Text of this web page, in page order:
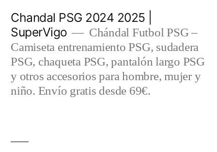
contenido
Chandal PSG 2024 2025 |
SuperVigo
Chándal Futbol PSG –
Camiseta entrenamiento PSG, sudadera
PSG, chaqueta PSG, pantalón largo PSG
y otros accesorios para hombre, mujer y
niño. Envío gratis desde 69€.